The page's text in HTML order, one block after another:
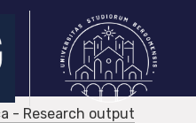
- Research output